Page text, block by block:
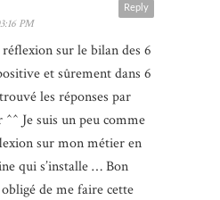
Reply
PM
sur le bilan des 6
et sûrement dans 6
les réponses par
Je suis un peu comme
sur mon métier en
qui s’installe … Bon
de me faire cette